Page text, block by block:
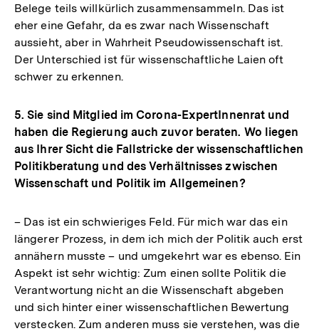
Belege teils willkürlich zusammensammeln. Das ist
eher eine Gefahr, da es zwar nach Wissenschaft
aussieht, aber in Wahrheit Pseudowissenschaft ist.
Der Unterschied ist für wissenschaftliche Laien oft
schwer zu erkennen.
5. Sie sind Mitglied im Corona-ExpertInnenrat und
haben die Regierung auch zuvor beraten. Wo liegen
aus Ihrer Sicht die Fallstricke der wissenschaftlichen
Politikberatung und des Verhältnisses zwischen
Wissenschaft und Politik im Allgemeinen?
– Das ist ein schwieriges Feld. Für mich war das ein
längerer Prozess, in dem ich mich der Politik auch erst
annähern musste – und umgekehrt war es ebenso. Ein
Aspekt ist sehr wichtig: Zum einen sollte Politik die
Verantwortung nicht an die Wissenschaft abgeben
und sich hinter einer wissenschaftlichen Bewertung
verstecken. Zum anderen muss sie verstehen, was die